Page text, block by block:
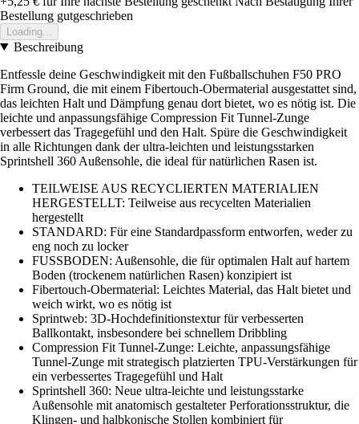
Bestellung gutgeschrieben
Loading...
Beschreibung
Entfessle deine Geschwindigkeit mit den Fußballschuhen F50 PRO
Firm Ground, die mit einem Fibertouch-Obermaterial ausgestattet sind,
das leichten Halt und Dämpfung genau dort bietet, wo es nötig ist. Die
leichte und anpassungsfähige Compression Fit Tunnel-Zunge
verbessert das Tragegefühl und den Halt. Spüre die Geschwindigkeit
in alle Richtungen dank der ultra-leichten und leistungsstarken
Sprintshell 360 Außensohle, die ideal für natürlichen Rasen ist.
TEILWEISE AUS RECYCLIERTEN MATERIALIEN
HERGESTELLT: Teilweise aus recycelten Materialien
hergestellt
STANDARD: Für eine Standardpassform entworfen, weder zu
eng noch zu locker
FUSSBODEN: Außensohle, die für optimalen Halt auf hartem
Boden (trockenem natürlichen Rasen) konzipiert ist
Fibertouch-Obermaterial: Leichtes Material, das Halt bietet und
weich wirkt, wo es nötig ist
Sprintweb: 3D-Hochdefinitionstextur für verbesserten
Ballkontakt, insbesondere bei schnellem Dribbling
Compression Fit Tunnel-Zunge: Leichte, anpassungsfähige
Tunnel-Zunge mit strategisch platzierten TPU-Verstärkungen für
ein verbessertes Tragegefühl und Halt
Sprintshell 360: Neue ultra-leichte und leistungsstarke
Außensohle mit anatomisch gestalteter Perforationsstruktur, die
Klingen- und halbkonische Stollen kombiniert für